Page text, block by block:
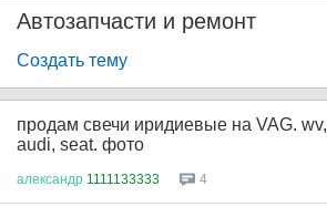
Автозапчасти и ремонт
Создать тему
продам свечи иридиевые на VAG. wv,
audi, seat. фото
александр 1111133333 4